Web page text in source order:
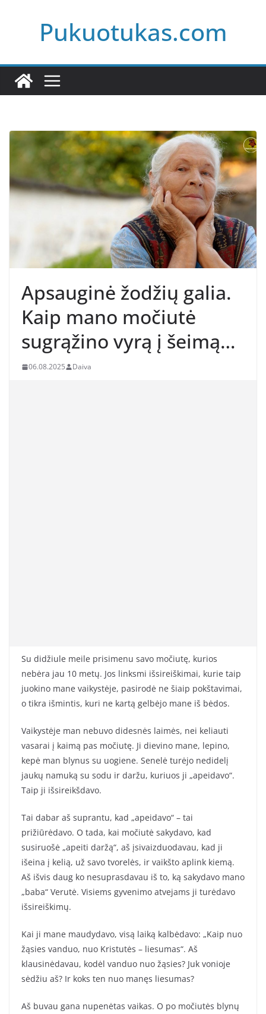
Pukuotukas.com
Apsauginė žodžių galia.
Kaip mano močiutė
sugrąžino vyrą į šeimą…
06.08.2025 Daiva
Su didžiule meile prisimenu savo močiutę, kurios
nebėra jau 10 metų. Jos linksmi išsireiškimai, kurie taip
juokino mane vaikystėje, pasirodė ne šiaip pokštavimai,
o tikra išmintis, kuri ne kartą gelbėjo mane iš bėdos.
Vaikystėje man nebuvo didesnės laimės, nei keliauti
vasarai į kaimą pas močiutę. Ji dievino mane, lepino,
kepė man blynus su uogiene. Senelė turėjo nedidelį
jaukų namuką su sodu ir daržu, kuriuos ji „apeidavo“.
Taip ji išsireikšdavo.
Tai dabar aš suprantu, kad „apeidavo“ – tai
prižiūrėdavo. O tada, kai močiutė sakydavo, kad
susiruošė „apeiti daržą“, aš įsivaizduodavau, kad ji
išeina į kelią, už savo tvorelės, ir vaikšto aplink kiemą.
Aš išvis daug ko nesuprasdavau iš to, ką sakydavo mano
„baba“ Verutė. Visiems gyvenimo atvejams ji turėdavo
išsireiškimų.
Kai ji mane maudydavo, visą laiką kalbėdavo: „Kaip nuo
žąsies vanduo, nuo Kristutės – liesumas“. Aš
klausinėdavau, kodėl vanduo nuo žąsies? Juk vonioje
sėdžiu aš? Ir koks ten nuo manęs liesumas?
Aš buvau gana nupenėtas vaikas. O po močiutės blynų